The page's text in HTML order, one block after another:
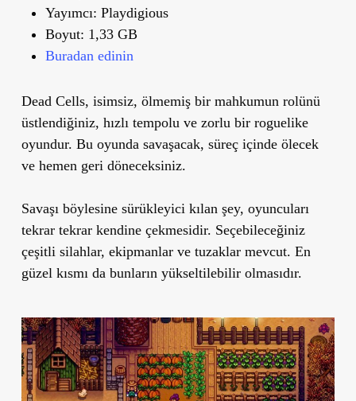
Yayımcı: Playdigious
Boyut: 1,33 GB
Buradan edinin
Dead Cells, isimsiz, ölmemiş bir mahkumun rolünü
üstlendiğiniz, hızlı tempolu ve zorlu bir roguelike
oyundur. Bu oyunda savaşacak, süreç içinde ölecek
ve hemen geri döneceksiniz.
Savaşı böylesine sürükleyici kılan şey, oyuncuları
tekrar tekrar kendine çekmesidir. Seçebileceğiniz
çeşitli silahlar, ekipmanlar ve tuzaklar mevcut. En
güzel kısmı da bunların yükseltilebilir olmasıdır.